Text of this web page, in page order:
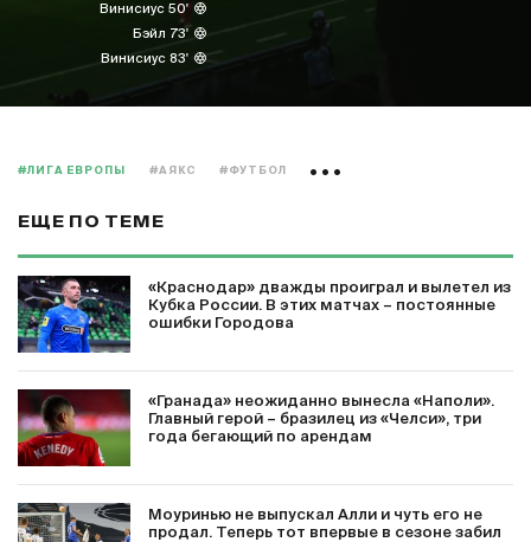
Винисиус 50'
Бэйл 73'
Винисиус 83'
#ЛИГА ЕВРОПЫ #АЯКС #ФУТБОЛ
ЕЩЕ ПО ТЕМЕ
«Краснодар» дважды проиграл и вылетел из
Кубка России. В этих матчах – постоянные
ошибки Городова
«Гранада» неожиданно вынесла «Наполи».
Главный герой – бразилец из «Челси», три
года бегающий по арендам
Моуринью не выпускал Алли и чуть его не
продал. Теперь тот впервые в сезоне забил